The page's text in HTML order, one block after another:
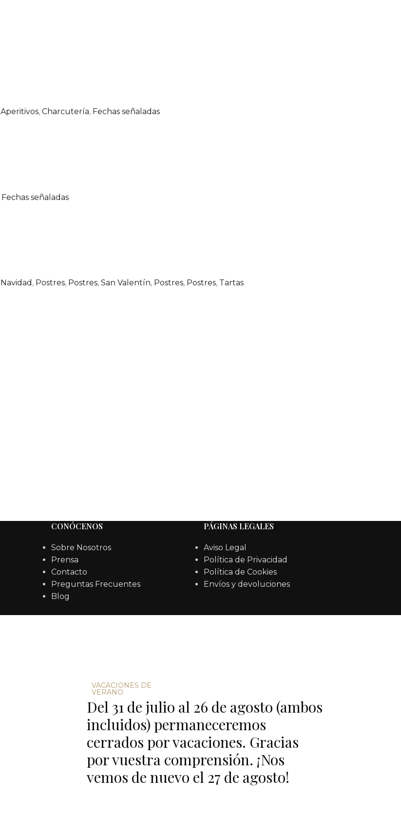
Aperitivos, Charcutería, Fechas señaladas
Fechas señaladas
Navidad , Postres, Postres, San Valentín, Postres, Postres, Tartas
CONÓCENOS
Sobre Nosotros
Prensa
Contacto
Preguntas Frecuentes
Blog
PÁGINAS LEGALES
Aviso Legal
Política de Privacidad
Política de Cookies
Envíos y devoluciones
VACACIONES DE
VERANO
Del 31 de julio al 26 de agosto (ambos
incluidos) permaneceremos
cerrados por vacaciones. Gracias
por vuestra comprensión. ¡Nos
vemos de nuevo el 27 de agosto!